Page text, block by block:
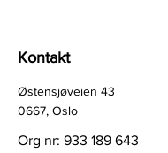
Kontakt
Østensjøveien 43
0667, Oslo
Org nr: 933 189 643